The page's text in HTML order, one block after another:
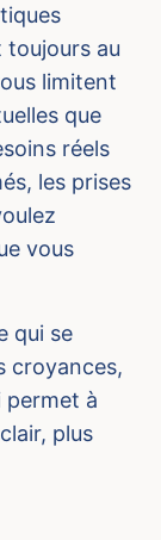
toujours au
limitent
que
réels
les prises
vous
qui se
croyances,
permet à
plus